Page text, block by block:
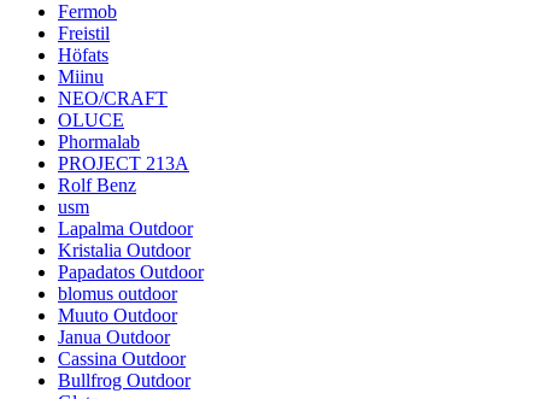
Fermob
Freistil
Höfats
Miinu
NEO/CRAFT
OLUCE
Phormalab
PROJECT 213A
Rolf Benz
usm
Lapalma Outdoor
Kristalia Outdoor
Papadatos Outdoor
blomus outdoor
Muuto Outdoor
Janua Outdoor
Cassina Outdoor
Bullfrog Outdoor